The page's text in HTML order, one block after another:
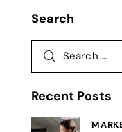
Search
Recent Posts